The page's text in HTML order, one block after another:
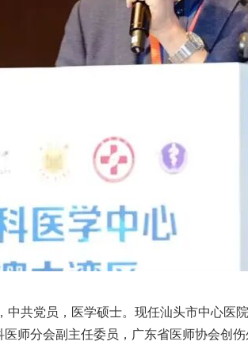
中共党员，医学硕士。现任汕头市中心
师分会副主任委员，广东省医师协会创